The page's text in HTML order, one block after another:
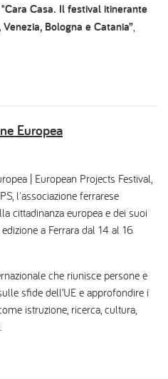
Casa. Il festival itinerante
Bologna e Catania”,
Europea
| European Projects Festival,
l'associazione ferrarese
cittadinanza europea e dei suoi
a Ferrara dal 14 al 16
che riunisce persone e
sfide dell’UE e approfondire i
istruzione, ricerca, cultura,